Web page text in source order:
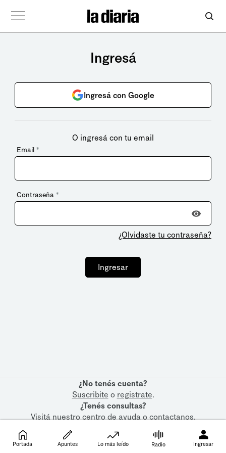
Ingresá
Ingresá con Google
O ingresá con tu email
Email *
Contraseña *
¿Olvidaste tu contraseña?
Ingresar
¿No tenés cuenta?
Suscribite o registrate.
¿Tenés consultas?
Visitá nuestrocentro de ayudaocontactanos.
Portada Apuntes Lo más leído Radio Ingresar